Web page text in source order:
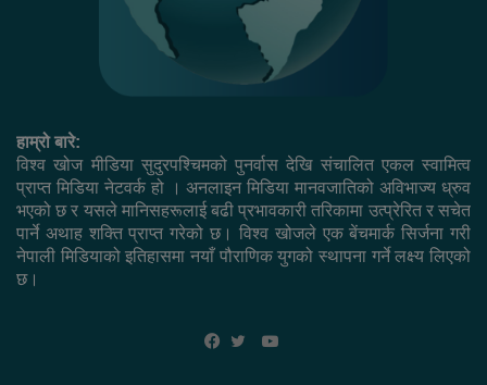
हाम्रो बारे:
विश्व खोज मीडिया सुदुरपश्चिमको पुनर्वास देखि संचालित एकल स्वामित्व
प्राप्त मिडिया नेटवर्क हो । अनलाइन मिडिया मानवजातिको अविभाज्य ध्रुव
भएको छ र यसले मानिसहरूलाई बढी प्रभावकारी तरिकामा उत्प्रेरित र सचेत
पार्ने अथाह शक्ति प्राप्त गरेको छ। विश्व खोजले एक बेंचमार्क सिर्जना गरी
नेपाली मिडियाको इतिहासमा नयाँ पौराणिक युगको स्थापना गर्ने लक्ष्य लिएको
छ।
YouTube